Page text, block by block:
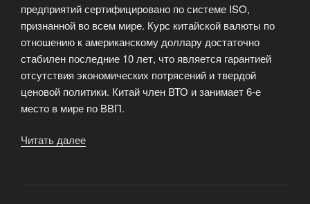
предприятий сертифицировано по системе ISO,
признанной во всем мире. Курс китайской валюты по
отношению к американскому доллару достаточно
стабилен последние 10 лет, что является гарантией
отсутствия экономических потрясений и твердой
ценовой политики. Китай член ВТО и занимает 6-е
место в мире по ВВП.
Читать далее